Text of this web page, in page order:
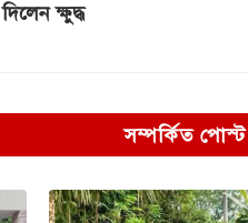
ক্ষুদ্ধ
সম্পর্কিত পোস্ট